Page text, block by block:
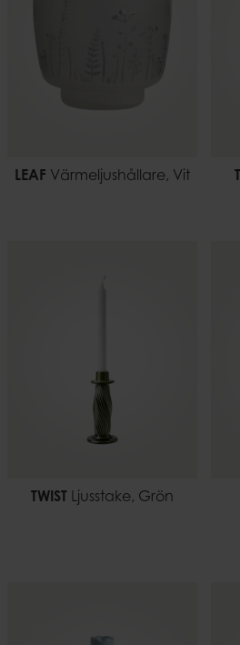
LEAF Värmeljushållare, Vit
TWIST Ljusstake, Grön